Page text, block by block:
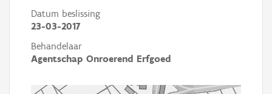
Datum beslissing
23-03-2017
Behandelaar
Agentschap Onroerend Erfgoed